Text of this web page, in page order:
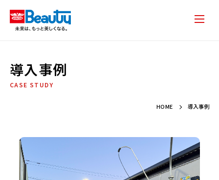
導入事例
CASE STUDY
HOME 導入事例